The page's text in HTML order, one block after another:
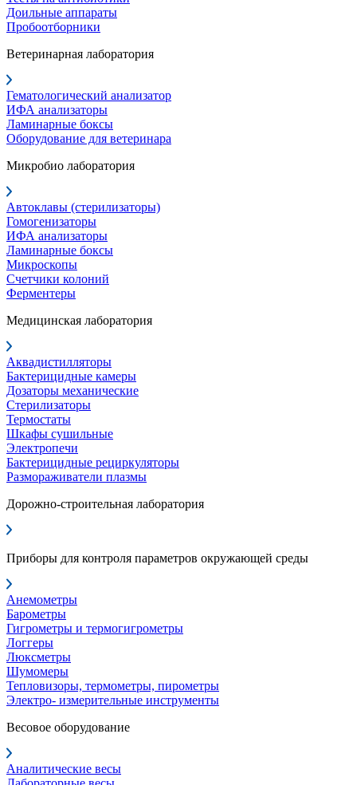
Доильные аппараты
Пробоотборники
Ветеринарная лаборатория
Гематологический анализатор
ИФА анализаторы
Ламинарные боксы
Оборудование для ветеринара
Микробио лаборатория
Автоклавы (стерилизаторы)
Гомогенизаторы
ИФА анализаторы
Ламинарные боксы
Микроскопы
Счетчики колоний
Ферментеры
Медицинская лаборатория
Аквадистилляторы
Бактерицидные камеры
Дозаторы механические
Стерилизаторы
Термостаты
Шкафы сушильные
Электропечи
Бактерицидные рециркуляторы
Размораживатели плазмы
Дорожно-строительная лаборатория
Приборы для контроля параметров окружающей среды
Анемометры
Барометры
Гигрометры и термогигрометры
Логгеры
Люксметры
Шумомеры
Тепловизоры, термометры, пирометры
Электро- измерительные инструменты
Весовое оборудование
Аналитические весы